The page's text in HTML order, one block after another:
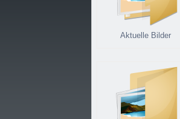
Aktuelle Bilder